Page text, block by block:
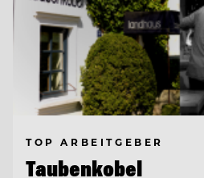
TOP ARBEITGEBER
Taubenkobel